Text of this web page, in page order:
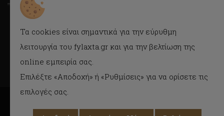
Με Courier εύκολα και γρήγορα στην πόρτα σας.
Δυνατότητα παραλαβής και από το κατάστημα.
Τα cookies είναι σημαντικά για την εύρυθμη
λειτουργία του fylaxta.gr και για την βελτίωση της
online εμπειρία σας.
Επιλέξτε «Αποδοχή» ή «Ρυθμίσεις» για να ορίσετε τις
επιλογές σας.